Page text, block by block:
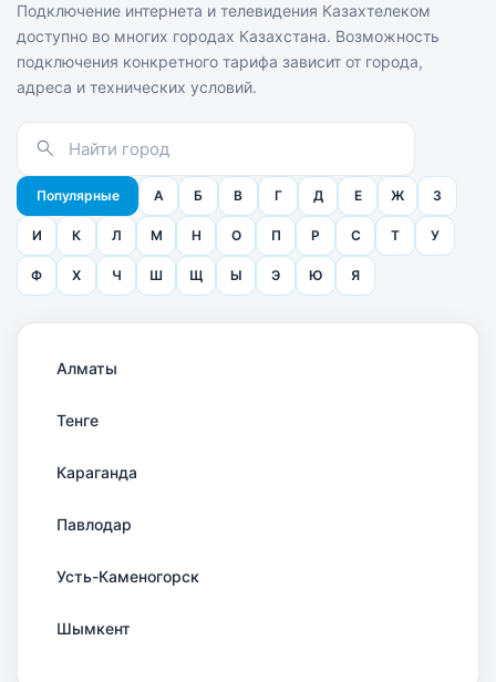
Подключение интернета и телевидения Казахтелеком
доступно во многих городах Казахстана. Возможность
подключения конкретного тарифа зависит от города,
адреса и технических условий.
Популярные А Б В Г Д Е Ж З
И К Л М Н О П Р С Т У
Ф Х Ч Ш Щ Ы Э Ю Я
Алматы
Тенге
Караганда
Павлодар
Усть-Каменогорск
Шымкент